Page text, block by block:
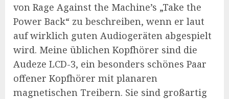
von Rage Against the Machine’s „Take the
Power Back“ zu beschreiben, wenn er laut
auf wirklich guten Audiogeräten abgespielt
wird. Meine üblichen Kopfhörer sind die
Audeze LCD-3, ein besonders schönes Paar
offener Kopfhörer mit planaren
magnetischen Treibern. Sie sind großartig